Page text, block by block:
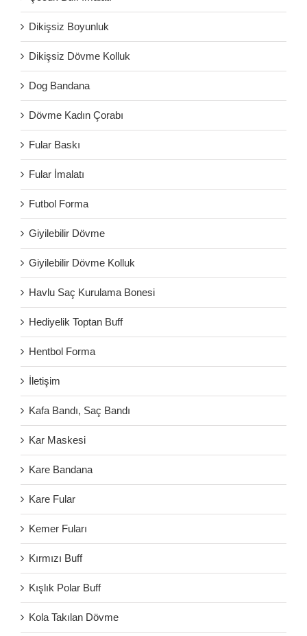
Dikişsiz Boyunluk
Dikişsiz Dövme Kolluk
Dog Bandana
Dövme Kadın Çorabı
Fular Baskı
Fular İmalatı
Futbol Forma
Giyilebilir Dövme
Giyilebilir Dövme Kolluk
Havlu Saç Kurulama Bonesi
Hediyelik Toptan Buff
Hentbol Forma
İletişim
Kafa Bandı, Saç Bandı
Kar Maskesi
Kare Bandana
Kare Fular
Kemer Fuları
Kırmızı Buff
Kışlık Polar Buff
Kola Takılan Dövme